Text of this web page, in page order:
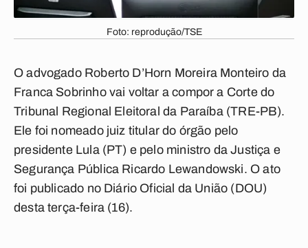
Foto: reprodução/TSE
O advogado Roberto D’Horn Moreira Monteiro da
Franca Sobrinho vai voltar a compor a Corte do
Tribunal Regional Eleitoral da Paraíba (TRE-PB).
Ele foi nomeado juiz titular do órgão pelo
presidente Lula (PT) e pelo ministro da Justiça e
Segurança Pública Ricardo Lewandowski. O ato
foi publicado no Diário Oficial da União (DOU)
desta terça-feira (16).